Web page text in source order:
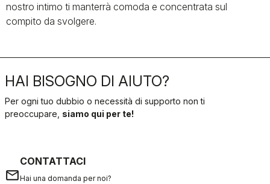
nostro intimo ti manterrà comoda e concentrata sul
compito da svolgere.
HAI BISOGNO DI AIUTO?
Per ogni tuo dubbio o necessità di supporto non ti
preoccupare, siamo qui per te!
email
CONTATTACI
Hai una domanda per noi?